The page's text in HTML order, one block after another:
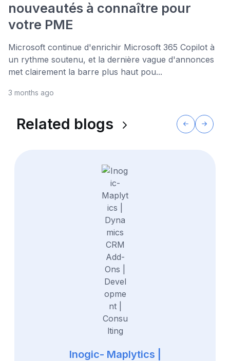
nouveautés à connaître pour
votre PME
Microsoft continue d'enrichir Microsoft 365 Copilot à
un rythme soutenu, et la dernière vague d'annonces
met clairement la barre plus haut pou...
3 months ago
Related blogs
Inogic- Maplytics |